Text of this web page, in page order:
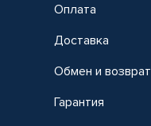
Оплата
Доставка
Обмен и возврат
Гарантия